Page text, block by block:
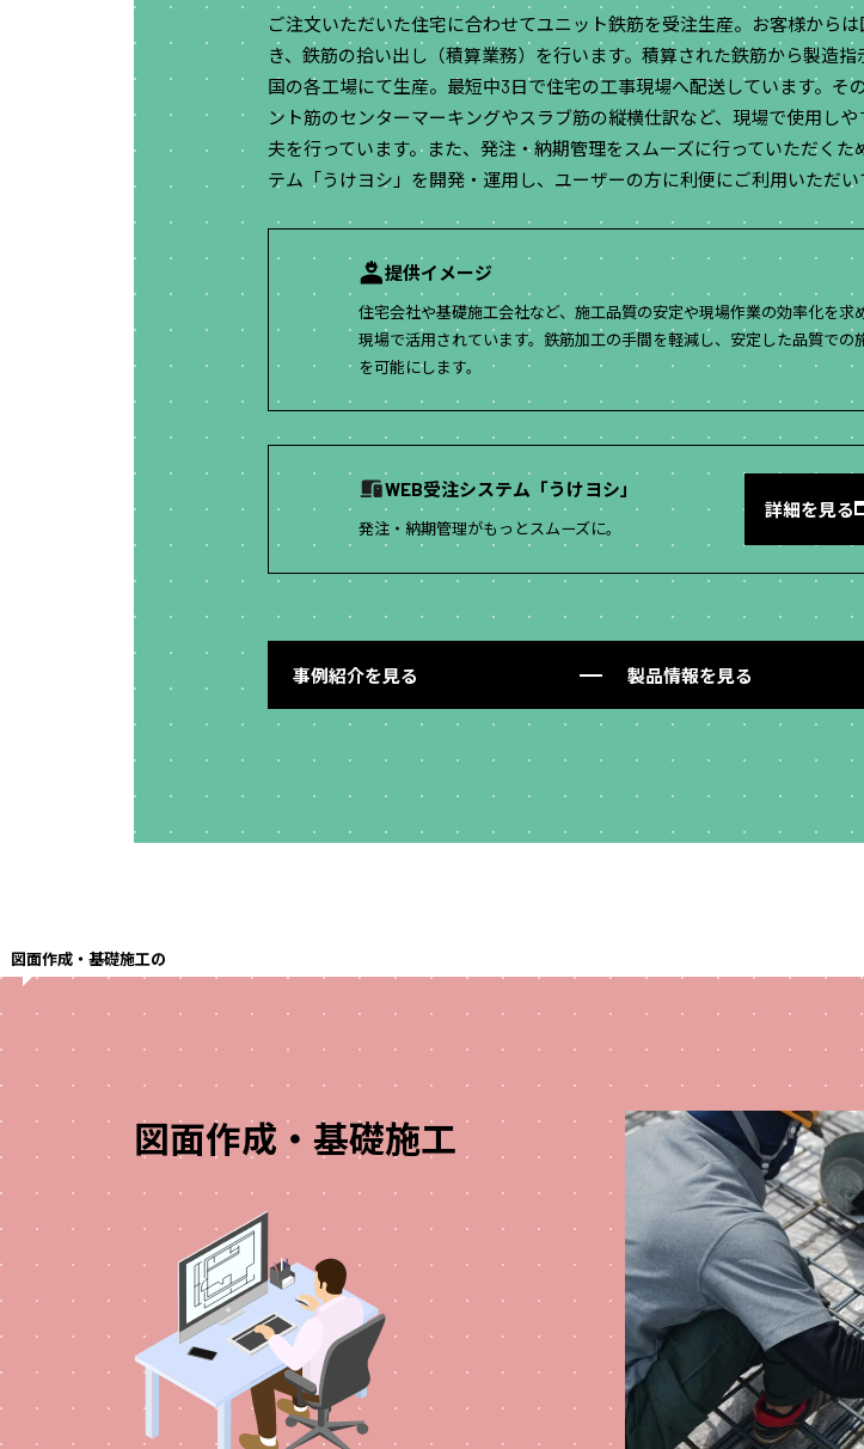
ご注文いただいた住宅に合わせてユニット鉄筋を受注生産。お客様から
き、鉄筋の拾い出し（積算業務）を行います。積算された鉄筋から製造指
国の各工場にて生産。最短中3日で住宅の工事現場へ配送しています。そ
ント筋のセンターマーキングやスラブ筋の縦横仕訳など、現場で使用しや
夫を行っています。また、発注・納期管理をスムーズに行っていただくた
テム「うけヨシ」を開発・運用し、ユーザーの方に利便にご利用いただい
提供イメージ
住宅会社や基礎施工会社など、施工品質の安定や現場作業の効率化を求
現場で活用されています。鉄筋加工の手間を軽減し、安定した品質での
を可能にします。
WEB受注システム「うけヨシ」
発注・納期管理がもっとスムーズに。
詳細を見る
事例紹介を見る 製品情報を見る
図面作成・ 基礎施工
図面作成・基礎施工の